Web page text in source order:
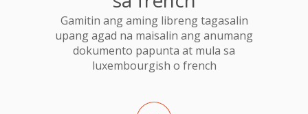
Gamitin ang aming libreng tagasalin
upang agad na maisalin ang anumang
dokumento papunta at mula sa
luxembourgish o french